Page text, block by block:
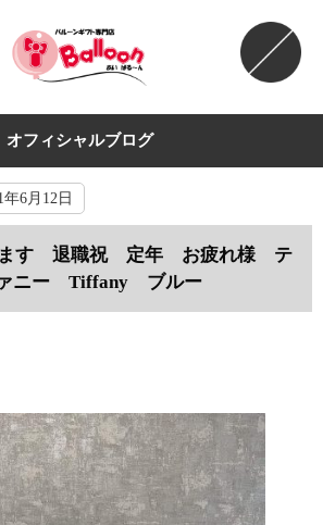
オフィシャルブログ
年6月12日
す 退職祝 定年 お疲れ様 テ
ニー Tiffany ブルー